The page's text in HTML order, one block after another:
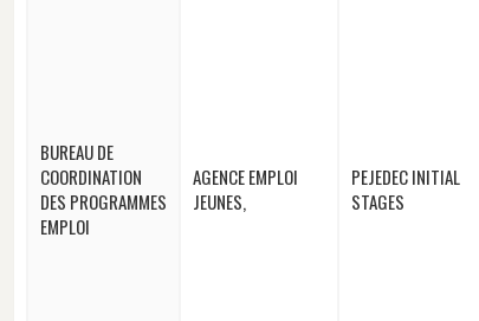
BUREAU DE
COORDINATION
DES PROGRAMMES
EMPLOI
AGENCE EMPLOI
JEUNES,
PEJEDEC INITIAL
STAGES